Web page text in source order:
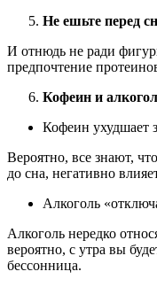
Не ешьте перед
И отнюдь не ради
предпочтение
Кофеин и
Кофеин ухудшает
Вероятно, все знают,
до сна, негативно
Алкоголь
Алкоголь нередко
вероятно, с утра вы
бессонница.